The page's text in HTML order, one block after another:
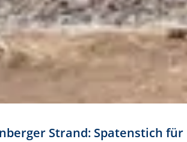
Strand: Spatenstich